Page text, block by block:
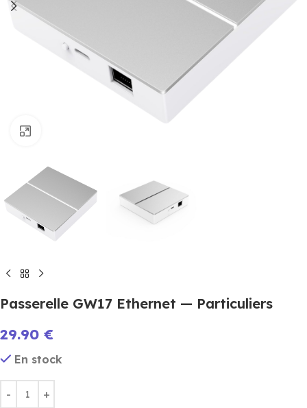
Passerelle GW17 Ethernet — Particuliers
29.90 €
En stock